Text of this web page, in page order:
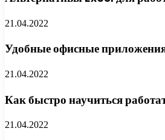
21.04.2022
Удобные офисные
21.04.2022
Как быстро научиться
21.04.2022